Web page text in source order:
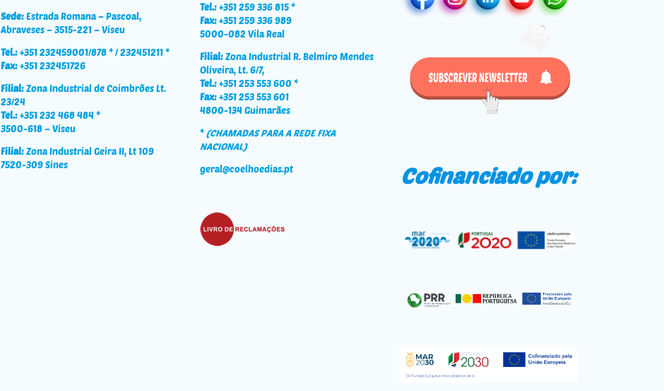
Sede:Estrada Romana – Pascoal,
Abraveses – 3515-221 – Viseu
Tel.:+351 232459001/878 * / 232451211 *
Fax:+351 232451726
Filial:Zona Industrial de Coimbrões Lt.
23/24
Tel.:+351 232 468 484 *
3500-618 – Viseu
Filial:Zona Industrial Geira II, Lt 109
7520-309 Sines
Tel.:+351 259 336 815 *
Fax:+351 259 336 989
5000-082 Vila Real
Filial:Zona Industrial R. Belmiro Mendes
Oliveira, Lt. 6/7,
Tel.:+351 253 553 600 *
Fax:+351 253 553 601
4800-134 Guimarães
*(CHAMADAS PARA A REDE FIXA
NACIONAL)
geral@coelhoedias.pt
Cofinanciado por: